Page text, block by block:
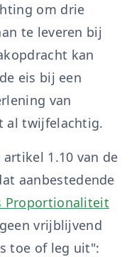
om drie
te leveren bij
kan
eis bij een
van
al twijfelachtig.
1.10 van de
aanbestedende
Proportionaliteit
vrijblijvend
toe of leg uit":